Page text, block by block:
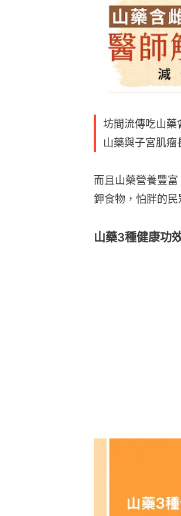
坊間流傳吃山藥
山藥與子宮肌瘤
而且山藥營養豐
鉀食物，怕胖的
山藥3種健康功效